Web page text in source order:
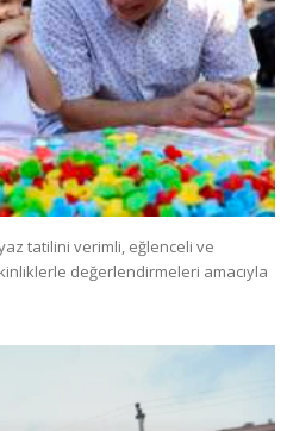
tatilini verimli, eğlenceli ve
değerlendirmeleri amacıyla